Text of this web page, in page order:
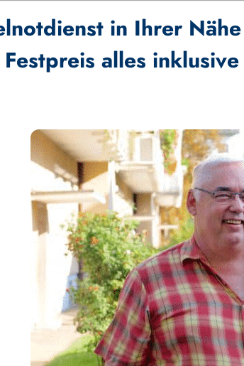
in Ihrer
alles